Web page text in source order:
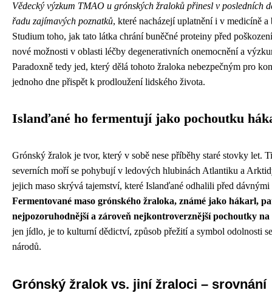
Vědecký výzkum TMAO u grónských žraloků přinesl v posledních
řadu zajímavých poznatků, které nacházejí uplatnění i v medicíně a
Studium toho, jak tato látka chrání buněčné proteiny před
nové možnosti v oblasti léčby degenerativních onemocnění a
Paradoxně tedy jed, který dělá tohoto žraloka nebezpečným pro
jednoho dne přispět k prodloužení lidského života.
Islanďané ho fermentují jako pochoutku
Grónský žralok je tvor, který v sobě nese příběhy staré stovky let.
severních moří se pohybují v ledových hlubinách Atlantiku a
jejich maso skrývá tajemství, které Islanďané odhalili před dávnými
Fermentované maso grónského žraloka, známé jako hákarl,
nejpozoruhodnější a zároveň nejkontroverznější pochoutky na
jen jídlo, je to kulturní dědictví, způsob přežití a symbol odolnosti
národů.
Grónský žralok vs. jiní žraloci – srovnání